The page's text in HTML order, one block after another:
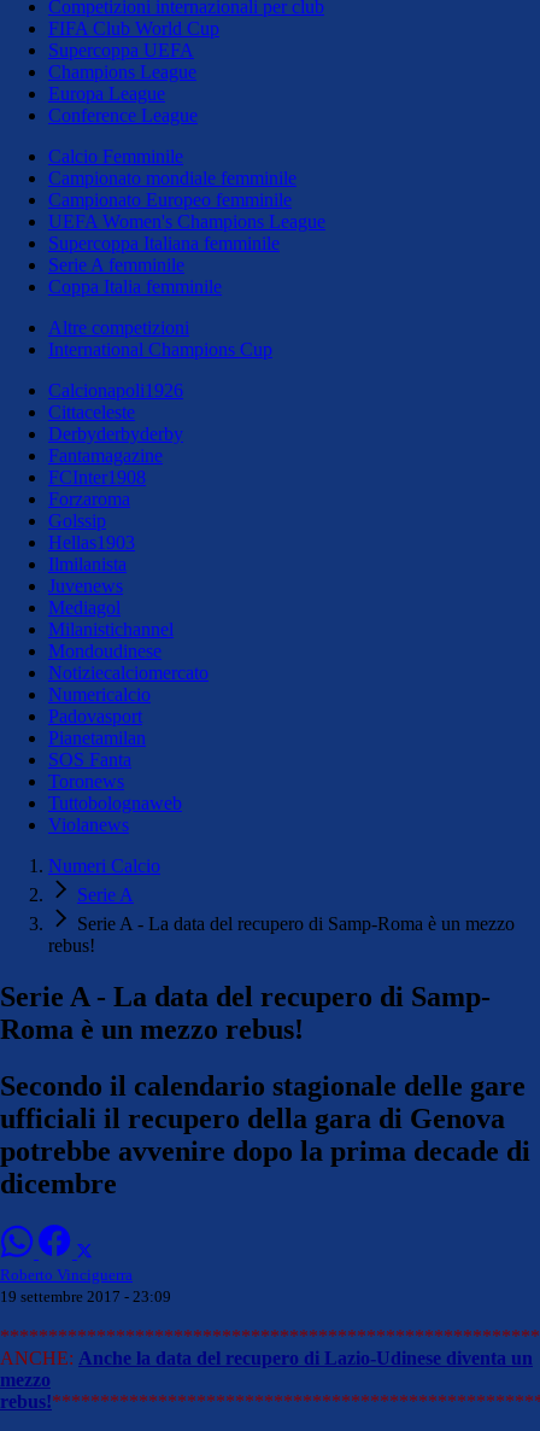
Competizioni internazionali per club
FIFA Club World Cup
Supercoppa UEFA
Champions League
Europa League
Conference League
Calcio Femminile
Campionato mondiale femminile
Campionato Europeo femminile
UEFA Women's Champions League
Supercoppa Italiana femminile
Serie A femminile
Coppa Italia femminile
Altre competizioni
International Champions Cup
Calcionapoli1926
Cittaceleste
Derbyderbyderby
Fantamagazine
FCInter1908
Forzaroma
Golssip
Hellas1903
Ilmilanista
Juvenews
Mediagol
Milanistichannel
Mondoudinese
Notiziecalciomercato
Numericalcio
Padovasport
Pianetamilan
SOS Fanta
Toronews
Tuttobolognaweb
Violanews
Numeri Calcio
Serie A
Serie A - La data del recupero di Samp-Roma è un mezzo
rebus!
Serie A - La data del recupero di Samp-
Roma è un mezzo rebus!
Secondo il calendario stagionale delle gare
ufficiali il recupero della gara di Genova
potrebbe avvenire dopo la prima decade di
dicembre
Roberto Vinciguerra
19 settembre 2017 - 23:09
ANCHE: Anche la data del recupero di Lazio-Udinese diventa un
mezzo
rebus!